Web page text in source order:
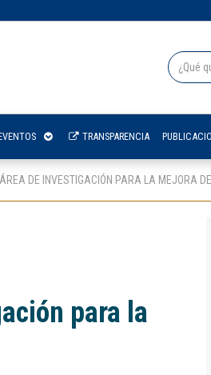
TRANSPARENCIA
DE INVESTIGACIÓN PARA LA MEJORA
para la